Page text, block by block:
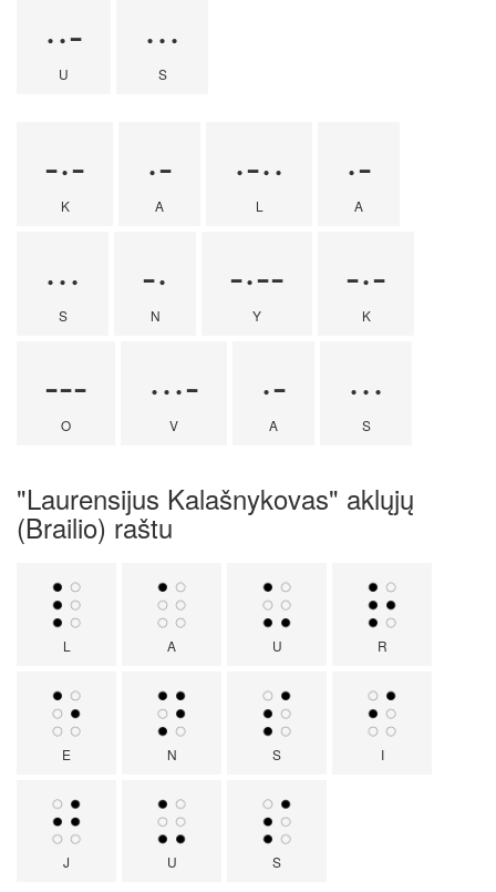
··-
U
···
S
-·-
K
·-
A
·-··
L
·-
A
···
S
-·
N
-·--
Y
-·-
K
---
O
···-
V
·-
A
···
S
"Laurensijus Kalašnykovas" aklųjų
(Brailio) raštu
L A U R
E N S I
J U S